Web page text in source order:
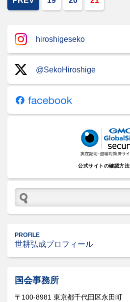
hiroshigeseko
@SekoHiroshige
公式サイトの確認方法
PROFILE
世耕弘成プロフィール
国会事務所
〒100-8981 東京都千代田区永田町